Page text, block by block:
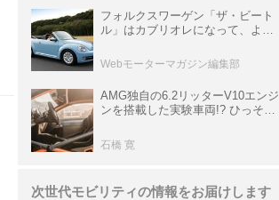
フォルクスワーゲン「ザ・ビート
ル」はカブリオレになって、より
と昔の新車】
Webモーターマガジン編集部
AMG独自の6.2リッターV10エンジ
ンを搭載した実験車両!? ひっそり
P900 プロトタイプ」とは
石橋 寛
次世代モビリティの情報をお届けします